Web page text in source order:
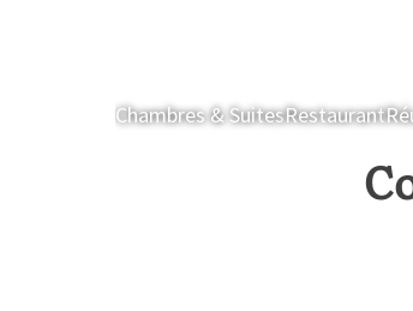
Chambres & SuitesRestaurant